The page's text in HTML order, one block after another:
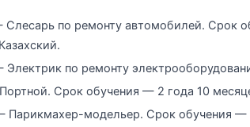
Слесарь по ремонту автомобилей. Срок
Электрик по ремонту
Срок обучения — 2 года 10
Парикмахер-модельер. Срок обучения —